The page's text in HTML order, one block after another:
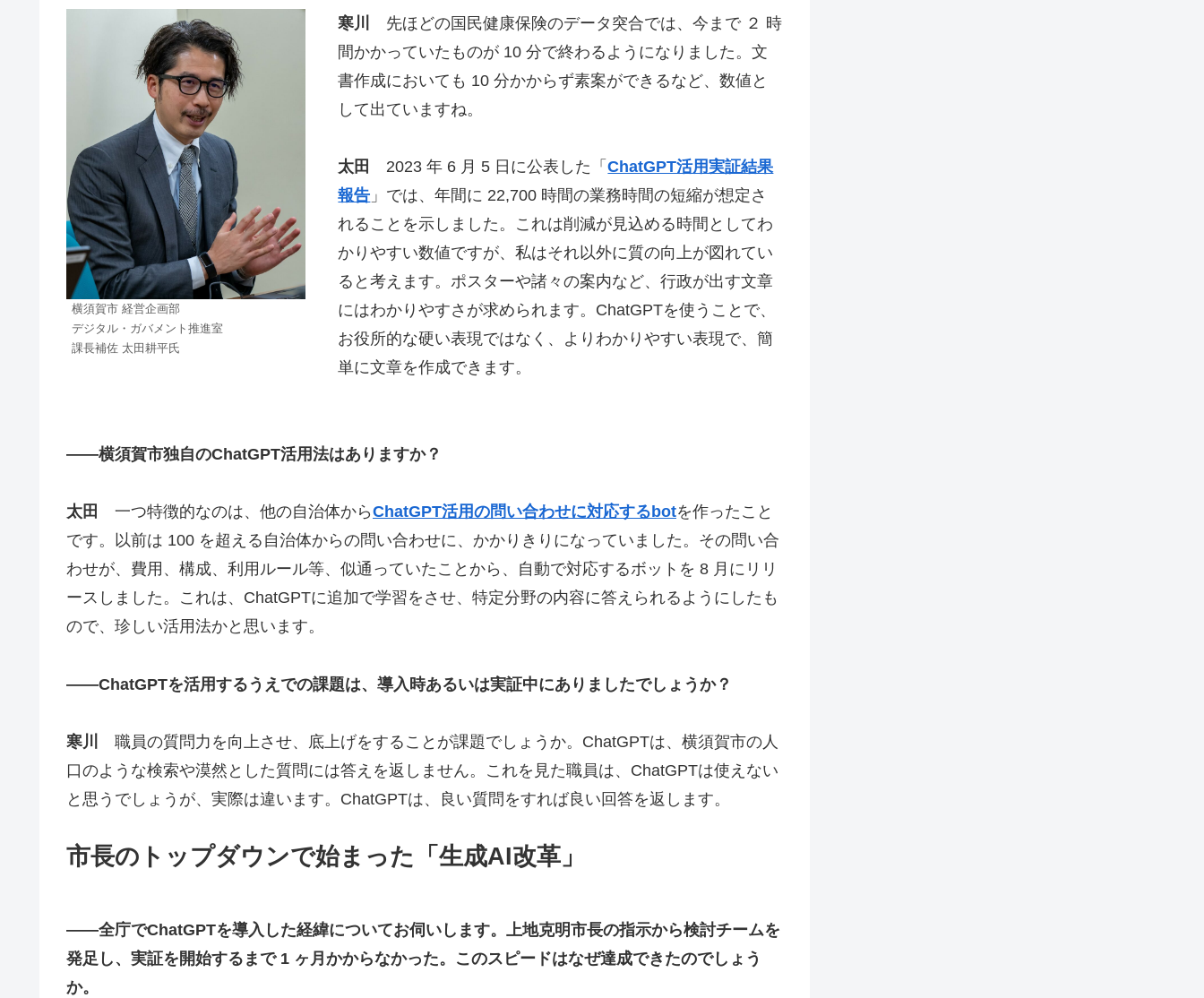
横須賀市 経営企画部
デジタル・ガバメント推進室
課長補佐 太田耕平氏
寒川
先ほどの国民健康保険のデータ突合では、今まで ２ 時
間かかっていたものが 10 分で終わるようになりました。文
書作成においても 10 分かからず素案ができるなど、数値と
して出ていますね。
太田 2023 年 6 月 5 日に公表した「ChatGPT活用実証結果
報告 」では、年間に 22,700 時間の業務時間の短縮が想定さ
れることを示しました。これは削減が見込める時間としてわ
かりやすい数値ですが、私はそれ以外に質の向上が図れてい
ると考えます。ポスターや諸々の案内など、行政が出す文章
にはわかりやすさが求められます。ChatGPTを使うことで、
お役所的な硬い表現ではなく、よりわかりやすい表現で、簡
単に文章を作成できます。
――横須賀市独自のChatGPT活用法はありますか？
太田 一つ特徴的なのは、他の自治体からChatGPT活用の問い合わせに対応するbotを作ったこと
です。以前は 100 を超える自治体からの問い合わせに、かかりきりになっていました。その問い合
わせが、費用、構成、利用ルール等、似通っていたことから、自動で対応するボットを 8 月にリリ
ースしました。これは、ChatGPTに追加で学習をさせ、特定分野の内容に答えられるようにしたも
ので、珍しい活用法かと思います。
――ChatGPTを活用するうえでの課題は、導入時あるいは実証中にありましたでしょうか？
寒川
職員の質問力を向上させ、底上げをすることが課題でしょうか。ChatGPTは、横須賀市の人
口のような検索や漠然とした質問には答えを返しません。これを見た職員は、ChatGPTは使えない
と思うでしょうが、実際は違います。ChatGPTは、良い質問をすれば良い回答を返します。
市長のトップダウンで始まった「生成AI改革」
――全庁でChatGPTを導入した経緯についてお伺いします。上地克明市長の指示から検討チームを
発足し、実証を開始するまで 1 ヶ月かからなかった。このスピードはなぜ達成できたのでしょう
か。